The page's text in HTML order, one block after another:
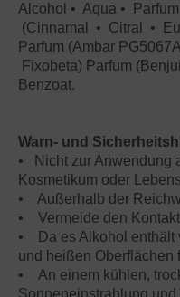
Alcohol • Aqua •
(Cinnamal • Citral •
Parfum (Ambar
Fixobeta) Parfum
Benzoat.
Warn- und
• Nicht zur Anwendung
Kosmetikum oder
• Außerhalb der
• Vermeide den
• Da es Alkohol enthält
und heißen Oberflächen
• An einem kühlen,